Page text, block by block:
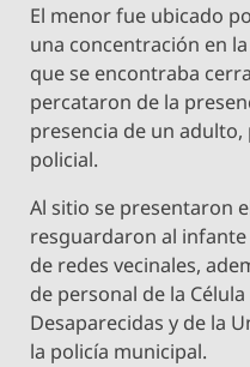
El menor fue ubicado
una concentración en
que se encontraba
percataron de la
presencia de un
policial.
Al sitio se presentaron
resguardaron al
de redes vecinales,
de personal de la
Desaparecidas y de la
la policía municipal.